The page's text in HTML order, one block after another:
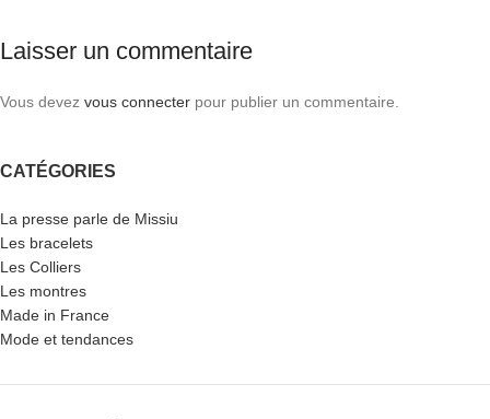
Laisser un commentaire
Vous devez vous connecter pour publier un commentaire.
CATÉGORIES
La presse parle de Missiu
Les bracelets
Les Colliers
Les montres
Made in France
Mode et tendances